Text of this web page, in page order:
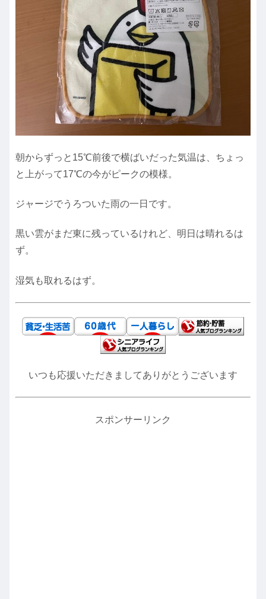
朝からずっと15℃前後で横ばいだった気温は、ちょっ
と上がって17℃の今がピークの模様。
ジャージでうろついた雨の一日です。
黒い雲がまだ東に残っているけれど、明日は晴れるは
ず。
湿気も取れるはず。
いつも応援いただきましてありがとうございます
スポンサーリンク